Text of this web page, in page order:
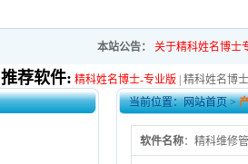
本站公告： 关于精科姓名博士专业
推荐软件: 精科姓名博士-专业版 精科姓名博
当前位置：网站首页>
软件名称：精科维修